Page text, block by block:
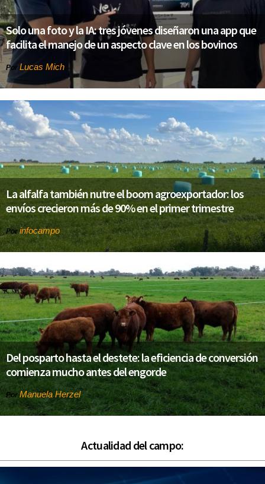
Solo una foto y la IA: tres jóvenes diseñaron una app que
facilita el manejo de un aspecto clave en los bovinos
Por Lucas Mich
La alfalfa también nutre el boom agroexportador: los
envíos crecieron más de 90% en el primer trimestre
Porinfocampo
Del posparto hasta el destete: la eficiencia de conversión
comienza mucho antes del engorde
Por Manuela Herzel
Actualidad del campo: